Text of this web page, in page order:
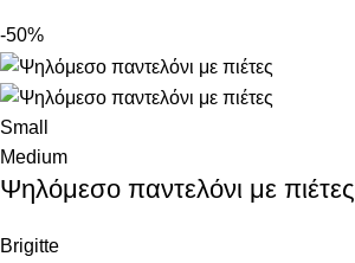
-50%
Small
Medium
Ψηλόμεσο παντελόνι με πιέτες
Brigitte